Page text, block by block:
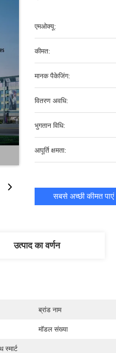
एमओक्यू:
कीमत:
मानक पैकेजिंग:
वितरण अवधि:
भुगतान विधि:
आपूर्ति क्षमता:
सबसे अच्छी कीमत पाएं
उत्पाद का वर्णन
ब्रांड नाम
मॉडल संख्या